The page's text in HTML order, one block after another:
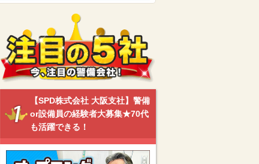
【SPD株式会社 大阪支社】警備
or設備員の経験者大募集★70代
も活躍できる！